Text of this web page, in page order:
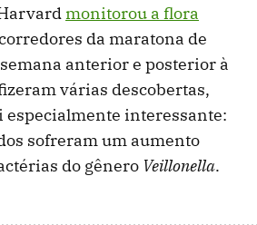
monitorou a flora
da maratona de
anterior e posterior à
várias descobertas,
especialmente interessante:
sofreram um aumento
do gênero Veillonella.